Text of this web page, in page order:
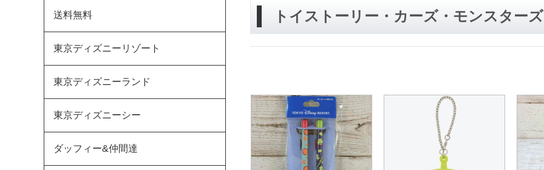
トイストーリー・カーズ・モンスター
送料無料
東京ディズニーリゾート
東京ディズニーランド
東京ディズニーシー
ダッフィー&仲間達